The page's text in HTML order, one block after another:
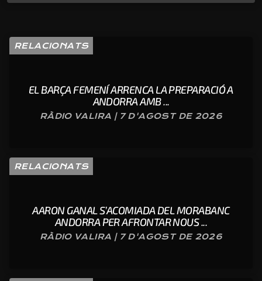
RELACIONATS
EL BARÇA FEMENÍ ARRENCA LA PREPARACIÓ A
ANDORRA AMB ...
RÀDIO VALIRA | 7 D'AGOST DE 2026
RELACIONATS
AARON GANAL S’ACOMIADA DEL MORABANC
ANDORRA PER AFRONTAR NOUS ...
RÀDIO VALIRA | 7 D'AGOST DE 2026